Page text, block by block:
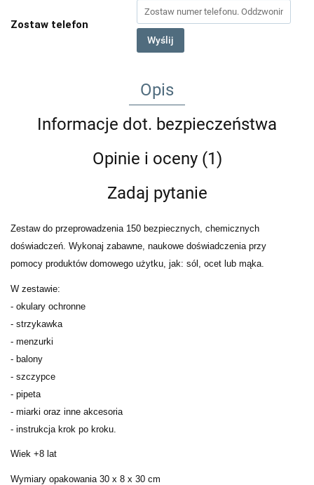
Zostaw telefon
Wyślij
Opis
Informacje dot. bezpieczeństwa
Opinie i oceny (1)
Zadaj pytanie
Zestaw do przeprowadzenia 150 bezpiecznych, chemicznych
doświadczeń. Wykonaj zabawne, naukowe doświadczenia przy
pomocy produktów domowego użytku, jak: sól, ocet lub mąka.
W zestawie:
- okulary ochronne
- strzykawka
- menzurki
- balony
- szczypce
- pipeta
- miarki oraz inne akcesoria
- instrukcja krok po kroku.
Wiek +8 lat
Wymiary opakowania 30 x 8 x 30 cm